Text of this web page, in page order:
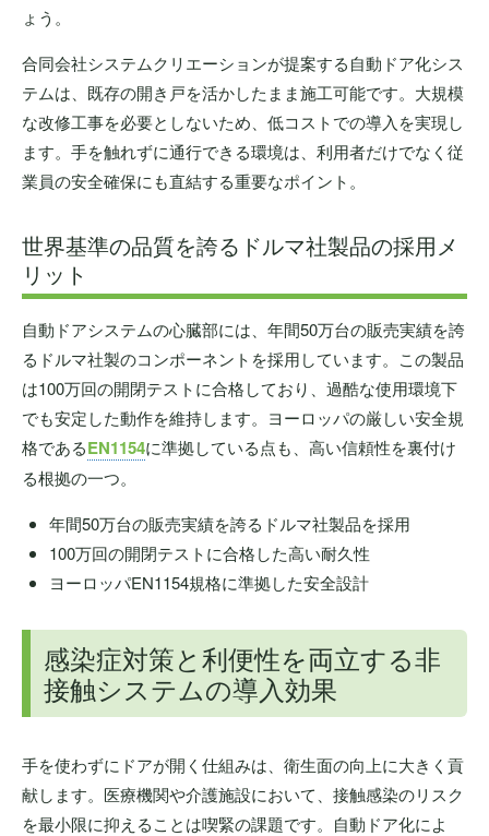
ょう。
合同会社システムクリエーションが提案する自動ドア化シス
テムは、既存の開き戸を活かしたまま施工可能です。大規模
な改修工事を必要としないため、低コストでの導入を実現し
ます。手を触れずに通行できる環境は、利用者だけでなく従
業員の安全確保にも直結する重要なポイント。
世界基準の品質を誇るドルマ社製品の採用メ
リット
自動ドアシステムの心臓部には、年間50万台の販売実績を誇
るドルマ社製のコンポーネントを採用しています。この製品
は100万回の開閉テストに合格しており、過酷な使用環境下
でも安定した動作を維持します。ヨーロッパの厳しい安全規
格であるEN1154に準拠している点も、高い信頼性を裏付け
る根拠の一つ。
年間50万台の販売実績を誇るドルマ社製品を採用
100万回の開閉テストに合格した高い耐久性
ヨーロッパEN1154規格に準拠した安全設計
感染症対策と利便性を両立する非
接触システムの導入効果
手を使わずにドアが開く仕組みは、衛生面の向上に大きく貢
献します。医療機関や介護施設において、接触感染のリスク
を最小限に抑えることは喫緊の課題です。自動ドア化によ